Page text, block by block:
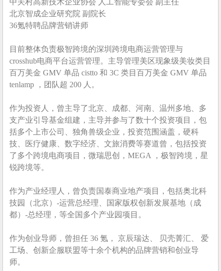
中关村高新技术企业协会 人工智能专委会 副主任
北京智成企业研究院 副院长
36氪特聘品牌营销讲师
目前整体负责极智跨境的深圳跨境电商运营管理与
crosshub电商平台运营管理。主导管理美区现象级美妆类目
百万美金 GMV 单品 cistto 和 3C 类目百万美金 GMV 单品
tenlamp ，团队超 200 人。
作为投资人，曾主导了北京、成都、河南、温州多地、多
支产业引导基金组建，主导并参与了数十个投资项目，包
括多个上市公司、独角兽级企业，投资范围涵盖，硬科
技、医疗健康、数字经济、文旅消费等赛道曾，包括投资
了多个跨境电商项目，微瑞思创，MEGA ，极智跨境，星
锐跨境等。
作为产业经理人，曾负责国泰商业地产项目，包括奥北科
技园（北京）-运营总经理、国家版权创新发展基地（成
都）-总经理，等全国多个产业园项目。
作为创业导师，曾担任 36 氪， 京辰瑞达、 贝壳菁汇、 爱
工场、创新企服联盟等十余个机构的品牌营销和创业导
师。